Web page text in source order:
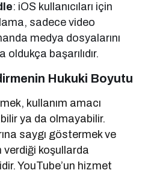
: iOS kullanıcıları için
sadece video
medya dosyalarını
başarılıdır.
Hukuki Boyutu
kullanım amacı
ya da olmayabilir.
saygı göstermek ve
verdiği koşullarda
YouTube’un hizmet